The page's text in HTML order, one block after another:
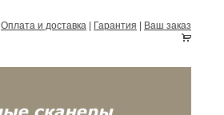
Оплата и доставка Гарантия Ваш заказ